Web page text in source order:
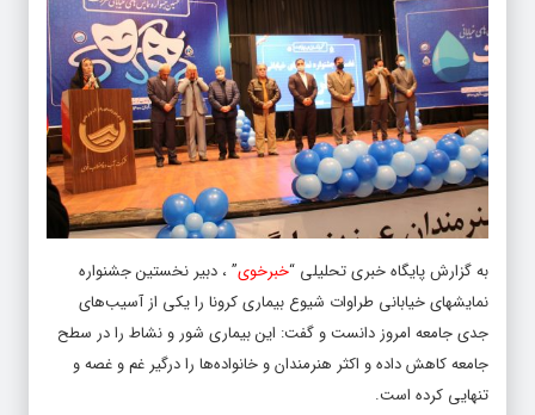
به گزارش پایگاه خبری تحلیلی “خبرخوی” ، دبیر نخستین جشنواره
نمایشهای خیابانی طراوات شیوع بیماری کرونا را یکی از آسیب‌های
جدی جامعه امروز دانست و گفت: این بیماری شور و نشاط را در سطح
جامعه کاهش داده و اکثر هنرمندان و خانواده‌ها را درگیر غم و غصه و
تنهایی کرده است.